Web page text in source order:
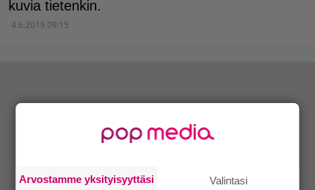
kuvia tietenkin.
4.6.2019 09:15
Arvostamme yksityisyyttäsi Valintasi